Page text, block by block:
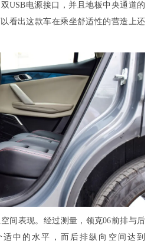
USB电源接口，并且地板中央通道的
看出这款车在乘坐舒适性的营造上还
间表现。经过测量，领克06前排与后
中的水平，而后排纵向空间达到